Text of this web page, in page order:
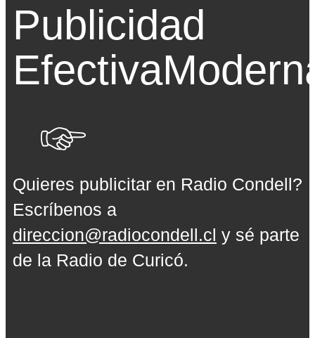
Publicidad
Efectiva
Quieres publicitar en Radio Condell?
Escríbenos a
direccion@radiocondell.cl y sé parte
de la Radio de Curicó.